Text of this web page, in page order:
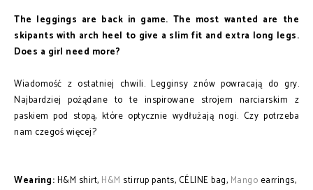
The leggings are back in game. The most wanted are the
skipants with arch heel to give a slim fit and extra long legs.
Does a girl need more?
Wiadomość z ostatniej chwili. Legginsy znów powracają do gry.
Najbardziej pożądane to te inspirowane strojem narciarskim z
paskiem pod stopą, które optycznie wydłużają nogi. Czy potrzeba
nam czegoś więcej?
Wearing:H&M shirt, H&M stirrup pants, CÉLINE bag, Mango earrings,